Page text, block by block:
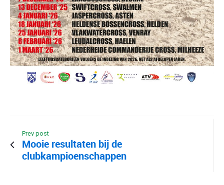
Prev post
Mooie resultaten bij de
clubkampioenschappen